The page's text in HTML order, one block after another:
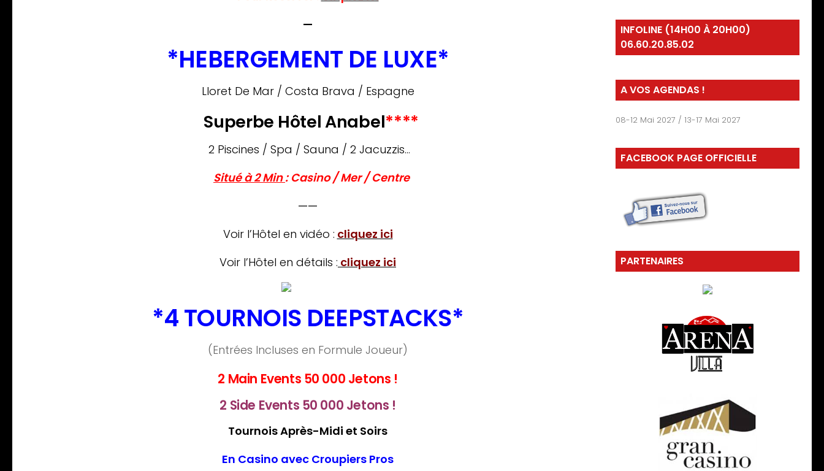
—
*HEBERGEMENT DE LUXE*
Lloret De Mar / Costa Brava / Espagne
Superbe Hôtel Anabel****
2 Piscines / Spa / Sauna / 2 Jacuzzis…
Situé à 2 Min: Casino / Mer / Centre
——
Voir l’Hôtel en vidéo : cliquez ici
Voir l’Hôtel en détails : cliquez ici
*4 TOURNOIS DEEPSTACKS*
(Entrées Incluses en Formule Joueur)
2 Main Events 50 000 Jetons !
2 Side Events 50 000 Jetons !
Tournois Après-Midi et Soirs
En Casino avec Croupiers Pros
INFOLINE (14H00 À 20H00)
06.60.20.85.02
A VOS AGENDAS !
08-12 Mai 2027 / 13-17 Mai 2027
FACEBOOK PAGE OFFICIELLE
PARTENAIRES